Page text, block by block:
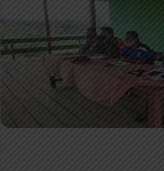
e
m
a